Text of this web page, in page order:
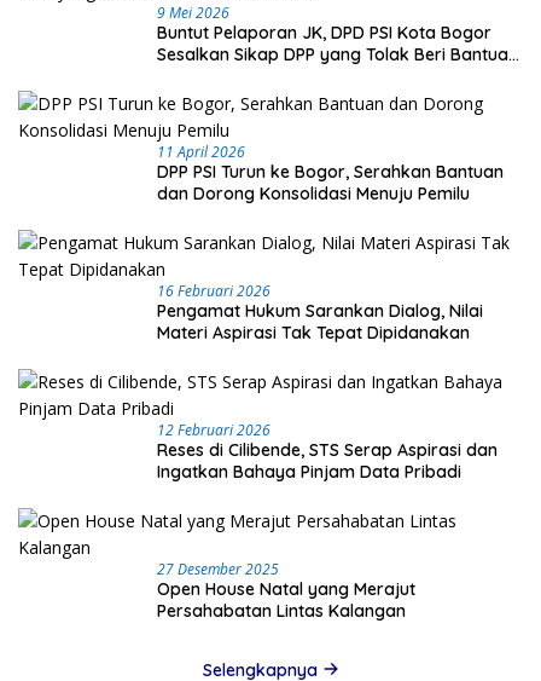
9 Mei 2026
Buntut Pelaporan JK, DPD PSI Kota Bogor
Sesalkan Sikap DPP yang Tolak Beri Bantuan
11 April 2026
DPP PSI Turun ke Bogor, Serahkan Bantuan
dan Dorong Konsolidasi Menuju Pemilu
16 Februari 2026
Pengamat Hukum Sarankan Dialog, Nilai
Materi Aspirasi Tak Tepat Dipidanakan
12 Februari 2026
Reses di Cilibende, STS Serap Aspirasi dan
Ingatkan Bahaya Pinjam Data Pribadi
27 Desember 2025
Open House Natal yang Merajut
Persahabatan Lintas Kalangan
Selengkapnya